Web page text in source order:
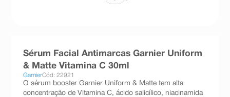
absorvente
10ºshampoo
Sérum Facial Antimarcas Garnier Uniform
& Matte Vitamina C 30ml
GarnierCód: 22921
O sérum booster Garnier Uniform & Matte tem alta
concentração de Vitamina C, ácido salicílico, niacinamida